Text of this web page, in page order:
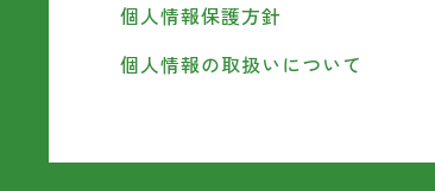
個人情報保護方針
個人情報の取扱いについて